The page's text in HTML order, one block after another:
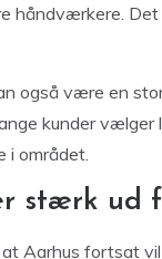
håndværkere.
også være en
kunder
i området.
stærk ud
at Aarhus fortsat